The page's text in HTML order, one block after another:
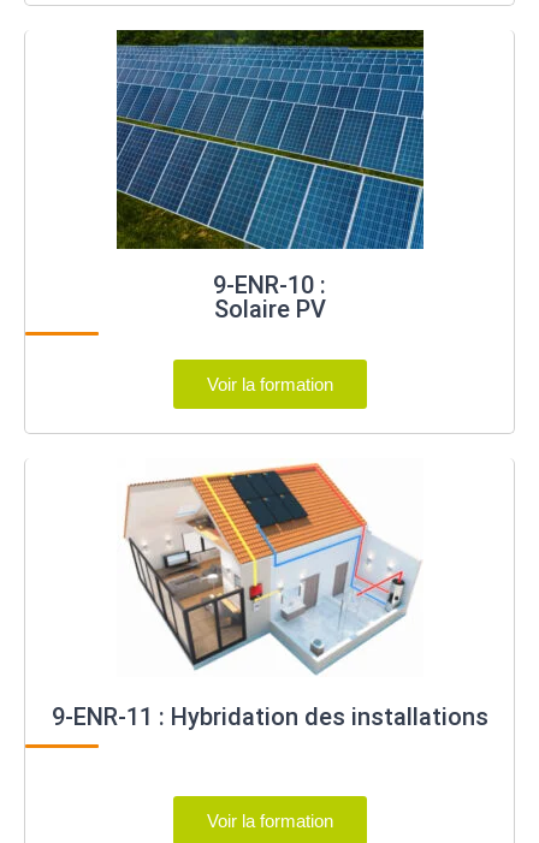
9-ENR-10 :
Solaire PV
Voir la formation
9-ENR-11 : Hybridation des installations
Voir la formation